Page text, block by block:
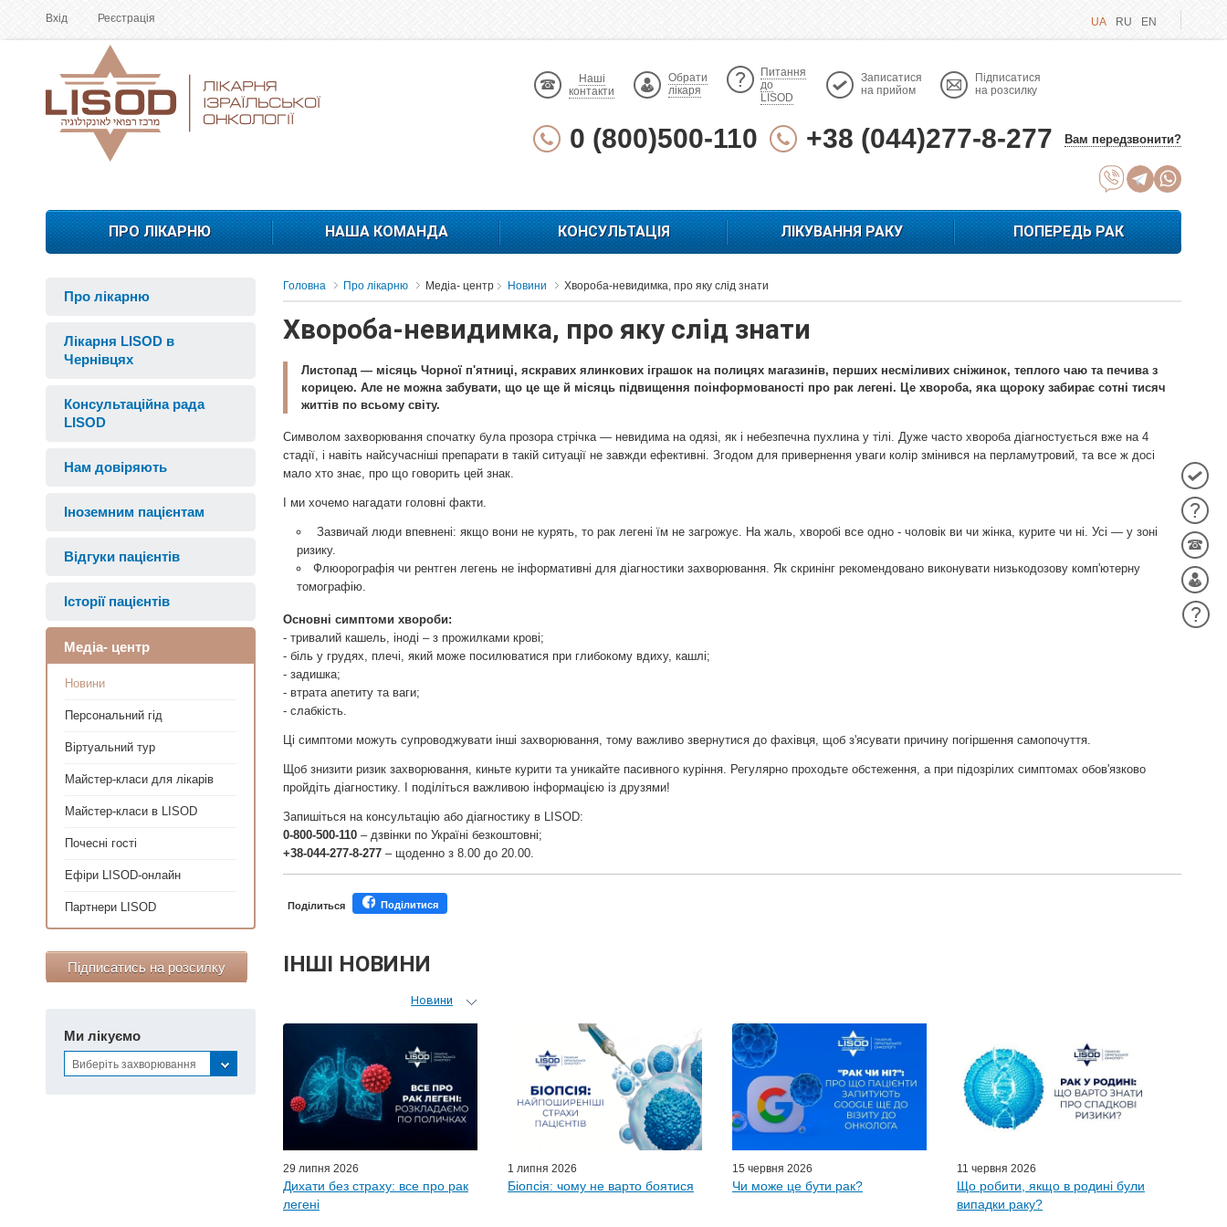
Вхід Реєстрація UA RU EN
Наші
контакти
Обрати
лікаря
Питання
до
LISOD
Записатися
на прийом
Підписатися
на розсилку
0 (800)500-110 +38 (044)277-8-277 Вам передзвонити?
ПРО ЛІКАРНЮ НАША КОМАНДА КОНСУЛЬТАЦІЯ ЛІКУВАННЯ РАКУ ПОПЕРЕДЬ РАК
Про лікарню
Лікарня LISOD в
Чернівцях
Консультаційна рада
LISOD
Нам довіряють
Іноземним пацієнтам
Відгуки пацієнтів
Історії пацієнтів
Медіа- центр
Новини
Персональний гід
Віртуальний тур
Майстер-класи для лікарів
Майстер-класи в LISOD
Почесні гості
Ефіри LISOD-онлайн
Партнери LISOD
Підписатись на розсилку
Ми лікуємо
Виберіть захворювання
Головна Про лікарню Медіа- центр Новини Хвороба-невидимка, про яку слід знати
Хвороба-невидимка, про яку слід знати
Листопад — місяць Чорної п'ятниці, яскравих ялинкових іграшок на полицях магазинів, перших несміливих сніжинок, теплого чаю та печива з
корицею. Але не можна забувати, що це ще й місяць підвищення поінформованості про рак легені. Це хвороба, яка щороку забирає сотні тисяч
життів по всьому світу.
Символом захворювання спочатку була прозора стрічка — невидима на одязі, як і небезпечна пухлина у тілі. Дуже часто хвороба діагностується вже на 4
стадії, і навіть найсучасніші препарати в такій ситуації не завжди ефективні. Згодом для привернення уваги колір змінився на перламутровий, та все ж досі
мало хто знає, про що говорить цей знак.
І ми хочемо нагадати головні факти.
Зазвичай люди впевнені: якщо вони не курять, то рак легені їм не загрожує. На жаль, хворобі все одно - чоловік ви чи жінка, курите чи ні. Усі — у зоні
ризику.
Флюорографія чи рентген легень не інформативні для діагностики захворювання. Як скринінг рекомендовано виконувати низькодозову комп'ютерну
томографію.
Основні симптоми хвороби:
- тривалий кашель, іноді – з прожилками крові;
- біль у грудях, плечі, який може посилюватися при глибокому вдиху, кашлі;
- задишка;
- втрата апетиту та ваги;
- слабкість.
Ці симптоми можуть супроводжувати інші захворювання, тому важливо звернутися до фахівця, щоб з'ясувати причину погіршення самопочуття.
Щоб знизити ризик захворювання, киньте курити та уникайте пасивного куріння. Регулярно проходьте обстеження, а при підозрілих симптомах обов'язково
пройдіть діагностику. І поділіться важливою інформацією із друзями!
Запишіться на консультацію або діагностику в LISOD:
0-800-500-110 – дзвінки по Україні безкоштовні;
+38-044-277-8-277 – щоденно з 8.00 до 20.00.
Поділиться Поділитися
ІНШІ НОВИНИ
Новини
Персональний гід
Майстер-класи для лікарів
Почесні гості
Ефіри LISOD-онлайн
Партнери LISOD
29 липня 2026
Дихати без страху: все про рак
легені
1 липня 2026
Біопсія: чому не варто боятися
15 червня 2026
Чи може це бути рак?
11 червня 2026
Що робити, якщо в родині були
випадки раку?